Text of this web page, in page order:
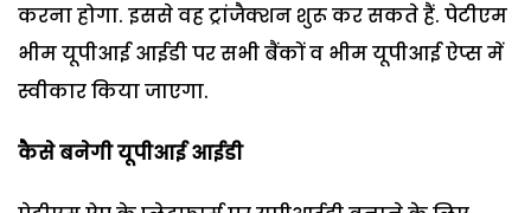
करना होगा. इससे वह ट्रांजैक्शन शुरू कर सकते हैं. पेटीएम
भीम यूपीआई आईडी पर सभी बैंकों व भीम यूपीआई ऐप्स में
स्वीकार किया जाएगा.
कैसे बनेगी यूपीआई आईडी